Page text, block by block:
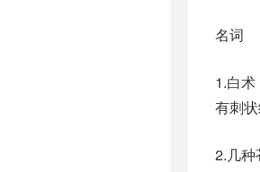
名词
1.白
有刺
2.几种